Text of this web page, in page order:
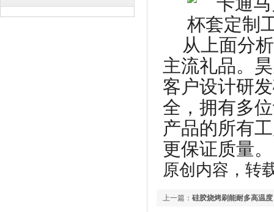
从上面分
主流礼品。
客户设计研
全，拥有多
产品的所有
更保证质量。
原创内容，转
上一篇： 硅胶烧烤刷能耐多高温度